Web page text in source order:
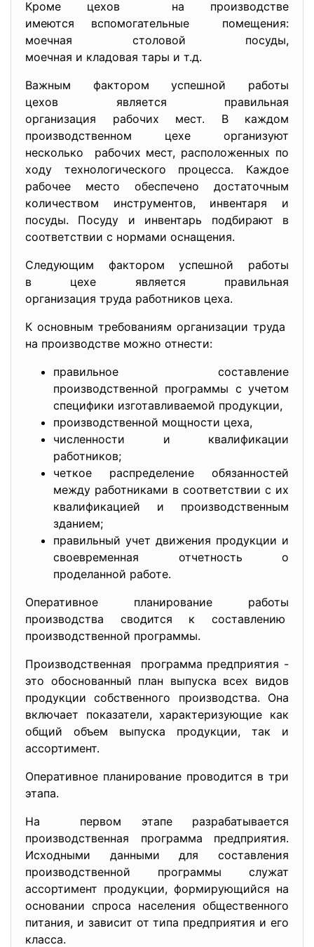
Кроме цехов на производстве
имеются вспомогательные помещения:
моечная столовой посуды,
моечная и кладовая тары и т.д.
Важным фактором успешной работы
цехов является правильная
организация рабочих мест. В каждом
производственном цехе организуют
несколько рабочих мест, расположенных по
ходу технологического процесса. Каждое
рабочее место обеспечено достаточным
количеством инструментов, инвентаря и
посуды. Посуду и инвентарь подбирают в
соответствии с нормами оснащения.
Следующим фактором успешной работы
в цехе является правильная
организация труда работников цеха.
К основным требованиям организации труда
на производстве можно отнести:
правильное составление
производственной программы с учетом
специфики изготавливаемой продукции,
производственной мощности цеха,
численности и квалификации
работников;
четкое распределение обязанностей
между работниками в соответствии с их
квалификацией и производственным
зданием;
правильный учет движения продукции и
своевременная отчетность о
проделанной работе.
Оперативное планирование работы
производства сводится к составлению
производственной программы.
Производственная программа предприятия -
это обоснованный план выпуска всех видов
продукции собственного производства. Она
включает показатели, характеризующие как
общий объем выпуска продукции, так и
ассортимент.
Оперативное планирование проводится в три
этапа.
На первом этапе разрабатывается
производственная программа предприятия.
Исходными данными для составления
производственной программы служат
ассортимент продукции, формирующийся на
основании спроса населения общественного
питания, и зависит от типа предприятия и его
класса.